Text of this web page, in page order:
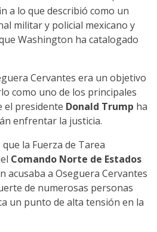
a lo que describió como un
militar y policial mexicano y
Washington ha catalogado
Cervantes era un objetivo
como uno de los principales
el presidente Donald Trump ha
enfrentar la justicia.
que la Fuerza de Tarea
Comando Norte de Estados
a Oseguera Cervantes
de numerosas personas
un punto de alta tensión en la